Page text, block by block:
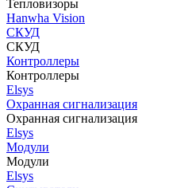
Тепловизоры
Hanwha Vision
СКУД
СКУД
Контроллеры
Контроллеры
Elsys
Охранная сигнализация
Охранная сигнализация
Elsys
Модули
Модули
Elsys